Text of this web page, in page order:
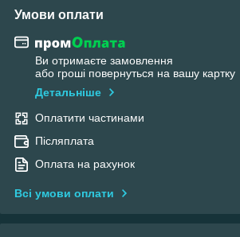
Умови оплати
Ви отримаєте замовлення
або гроші повернуться на вашу картку
Детальніше
Оплатити частинами
Післяплата
Оплата на рахунок
Всі умови оплати